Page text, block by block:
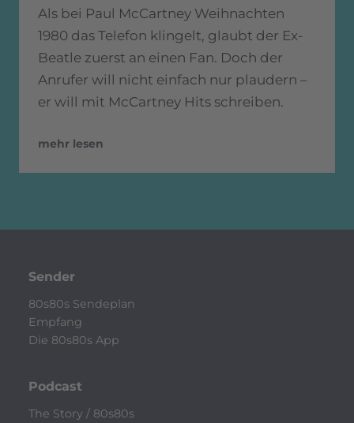
Als bei Paul McCartney Weihnachten
1980 das Telefon klingelt, glaubt der Ex-
Beatle zuerst an einen Fan. Doch der
Anrufer will nicht einfach nur plaudern –
er will mit McCartney Hits schreiben.
mehr lesen
Sender
80s80s Sendeplan
Empfang
Die 80s80s App
Podcast
The Story / 80s80s